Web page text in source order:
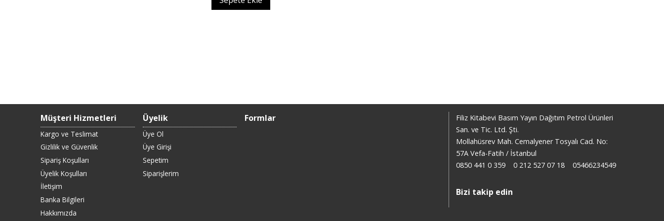
Müşteri Hizmetleri
Kargo ve Teslimat
Gizlilik ve Güvenlik
Sipariş Koşulları
Üyelik Koşulları
İletişim
Banka Bilgileri
Hakkımızda
Üyelik
Üye Ol
Üye Girişi
Sepetim
Siparişlerim
Formlar
Filiz Kitabevi Basım Yayın Dağıtım Petrol Ürünleri
San. ve Tic. Ltd. Şti.
Mollahüsrev Mah. Cemalyener Tosyalı Cad. No:
57A Vefa-Fatih / İstanbul
0850 441 0 359
0 212 527 07 18 05466234549
Bizi takip edin